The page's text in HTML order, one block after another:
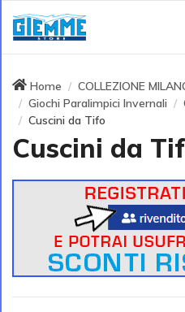
Home
COLLEZIONE
Giochi Paralimpici Invernali
Cuscini da Tifo
Cuscini da